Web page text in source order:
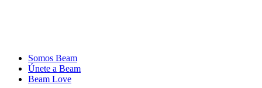
Somos Beam
Únete a Beam
Beam Love